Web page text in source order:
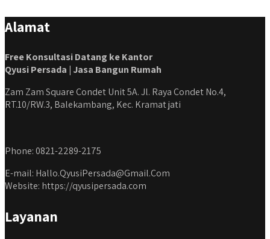
Alamat
Free Konsultasi Datang ke Kantor
Qyusi Persada | Jasa Bangun Rumah
Zam Zam Square Condet Unit 5A. Jl. Raya Condet No.4,
RT.10/RW.3, Balekambang, Kec. Kramat jati
Phone: 0821-2289-2175
E-mail: Hallo.QyusiPersada@Gmail.Com
Website: https://qyusipersada.com
Layanan